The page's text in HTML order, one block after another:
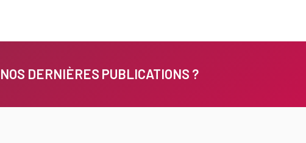
DERNIÈRES PUBLICATIONS ?